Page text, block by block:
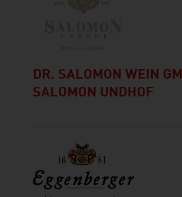
DR. SALOMON WEIN
SALOMON UNDHOF